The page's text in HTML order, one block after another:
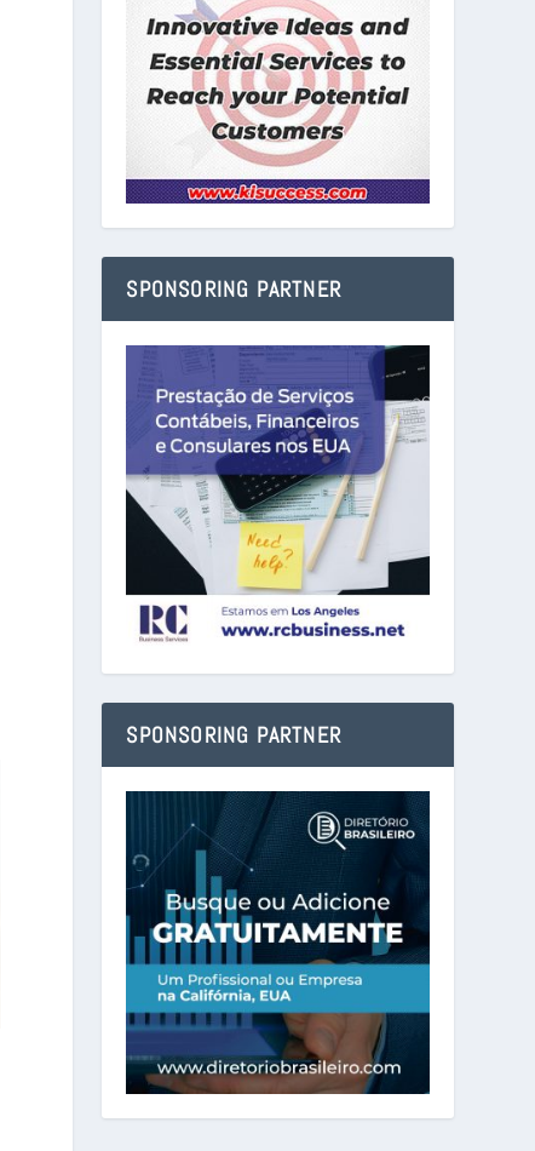
SPONSORING PARTNER
SPONSORING PARTNER